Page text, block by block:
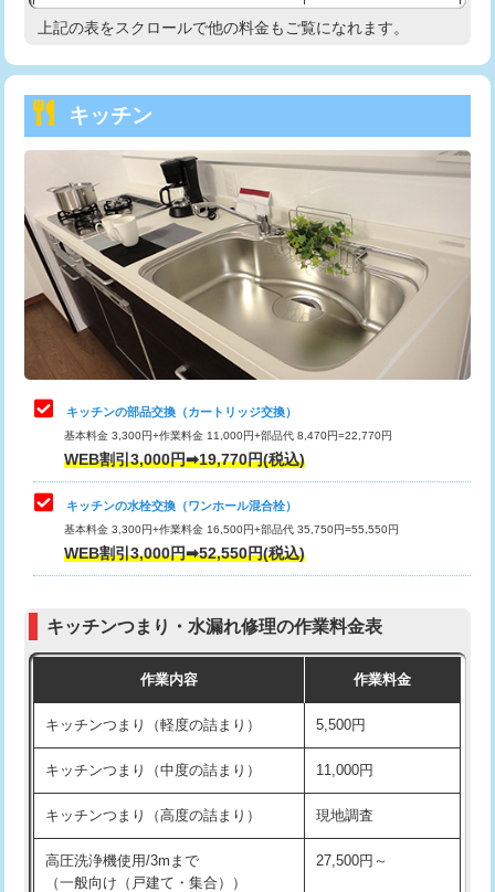
持込商品取付（温水洗浄便座） 22,000円
持込商品取付（普通便座⇔温水洗浄便
22,000円
給水管工事※（ホール加工)
給水管工事※（バンド止め) 3,300円
給水管工事※（支持金具設置) 5,500円
給水管工事※（保温材使用（バンド止
め込み）)
5,500円
給水管工事※（土の掘削・埋め戻し作
11,000円
給水管工事※（塩ビ管（VP・HI）使
用/3ｍまで)
給水管工事※（塩ビ管（VP・HI）使
用（追加）/3ｍ超え)
給水管工事※（ライニング鋼管・銅
管・ポリ管・HT管使用/3ｍまで)
44,000円
管・ポリ管・HT管使用/3ｍ超え)
排水管工事（土の掘削・埋め戻し作
11,000円~
排水管工事（排水管工事/3ｍまで） 55,000円
排水管工事（追加 排水管工事/3ｍ超
+11,000円
マス交換（土の掘削・埋め戻し作業）
高度高圧洗浄換 現地調査
トーラー機使用/3mまで
追加トーラー機使用/3m超え +3,300円
カメラ調査 33,000円
桝清掃 8,800円
止水・漏水調査・防水処理・清掃・修
理・調整・分解・加工など（軽作業）
11,000円
止水・漏水調査・防水処理・清掃・修
理・調整・分解・加工など（中作業）
22,000円
止水・漏水調査・防水処理・清掃・修
理・調整・分解・加工など（重作業）
33,000円
お風呂タンク脱着
その他部品の脱着
式・ワンホール）)
交換・取付(排水栓・排水トラップ
22,000円+材料費
上記の表をスクロールで他の料金もご覧になれます。
キッチン
キッチンの部品交換（カートリッジ交換）
基本料金 3,300円+作業料金 11,000円+部品代 8,470円=22,770円
WEB割引3,000円➡19,770円(税込)
キッチンの水栓交換（ワンホール混合栓）
基本料金 3,300円+作業料金 16,500円+部品代 35,750円=55,550円
WEB割引3,000円➡52,550円(税込)
キッチンつまり・水漏れ修理の作業料金表
作業内容 作業料金
キッチンつまり（軽度の詰まり） 5,500円
キッチンつまり（中度の詰まり） 11,000円
キッチンつまり（高度の詰まり） 現地調査
高圧洗浄機使用/3mまで
（一般向け（戸建て・集合））
27,500円～